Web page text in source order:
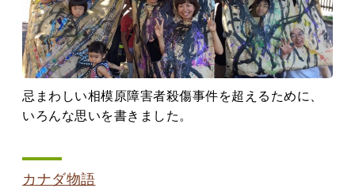
忌まわしい相模原障害者殺傷事件を超えるために、
いろんな思いを書きました。
カナダ物語